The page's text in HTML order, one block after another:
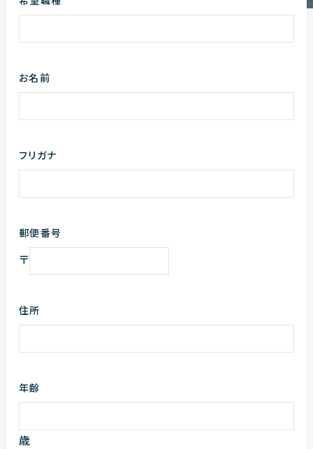
お名前
フリガナ
郵便番号
〒
住所
年齢
歳